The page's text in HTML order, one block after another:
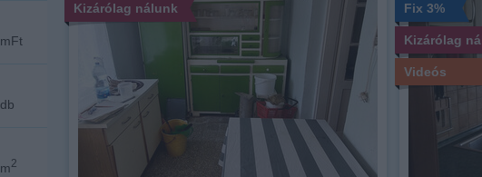
mFt
db
m2
Kizárólag nálunk Fix 3%
Kizárólag
Videós